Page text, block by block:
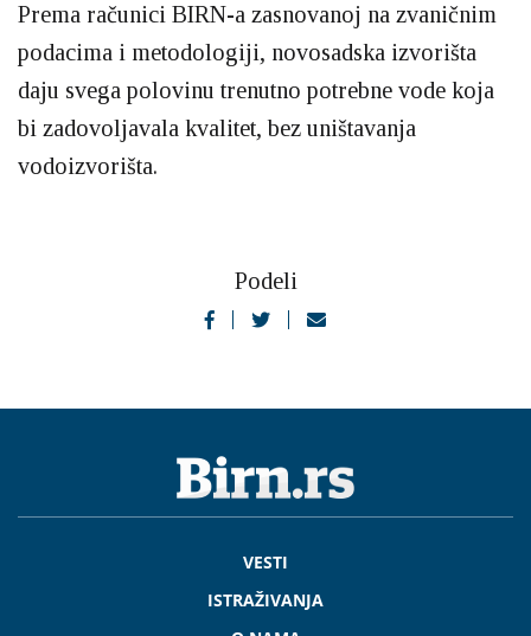
Prema računici BIRN-a zasnovanoj na zvaničnim
podacima i metodologiji, novosadska izvorišta
daju svega polovinu trenutno potrebne vode koja
bi zadovoljavala kvalitet, bez uništavanja
vodoizvorišta.
Podeli
VESTI
ISTRAŽIVANJA